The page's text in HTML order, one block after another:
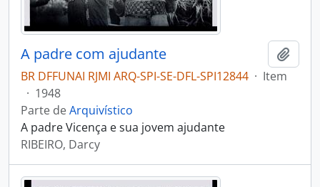
A padre com ajudante
BR DFFUNAI RJMI ARQ-SPI-SE-DFL-SPI12844 · Item
· 1948
Parte deArquivístico
A padre Vicença e sua jovem ajudante
RIBEIRO, Darcy